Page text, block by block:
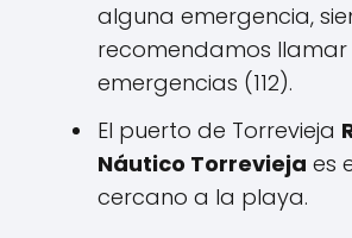
alguna emergencia,
recomendamos llamar
emergencias (112).
El puerto de Torrevieja
Náutico Torrevieja es
cercano a la playa.